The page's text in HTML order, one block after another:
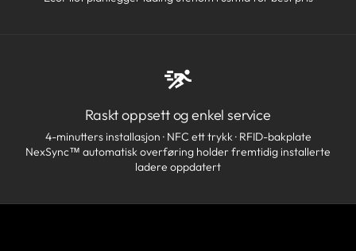
Raskt oppsett og enkel service
4-minutters installasjon · NFC ett trykk · RFID-bakplate
NexSync™ automatisk overføring holder fremtidig installerte
ladere oppdatert